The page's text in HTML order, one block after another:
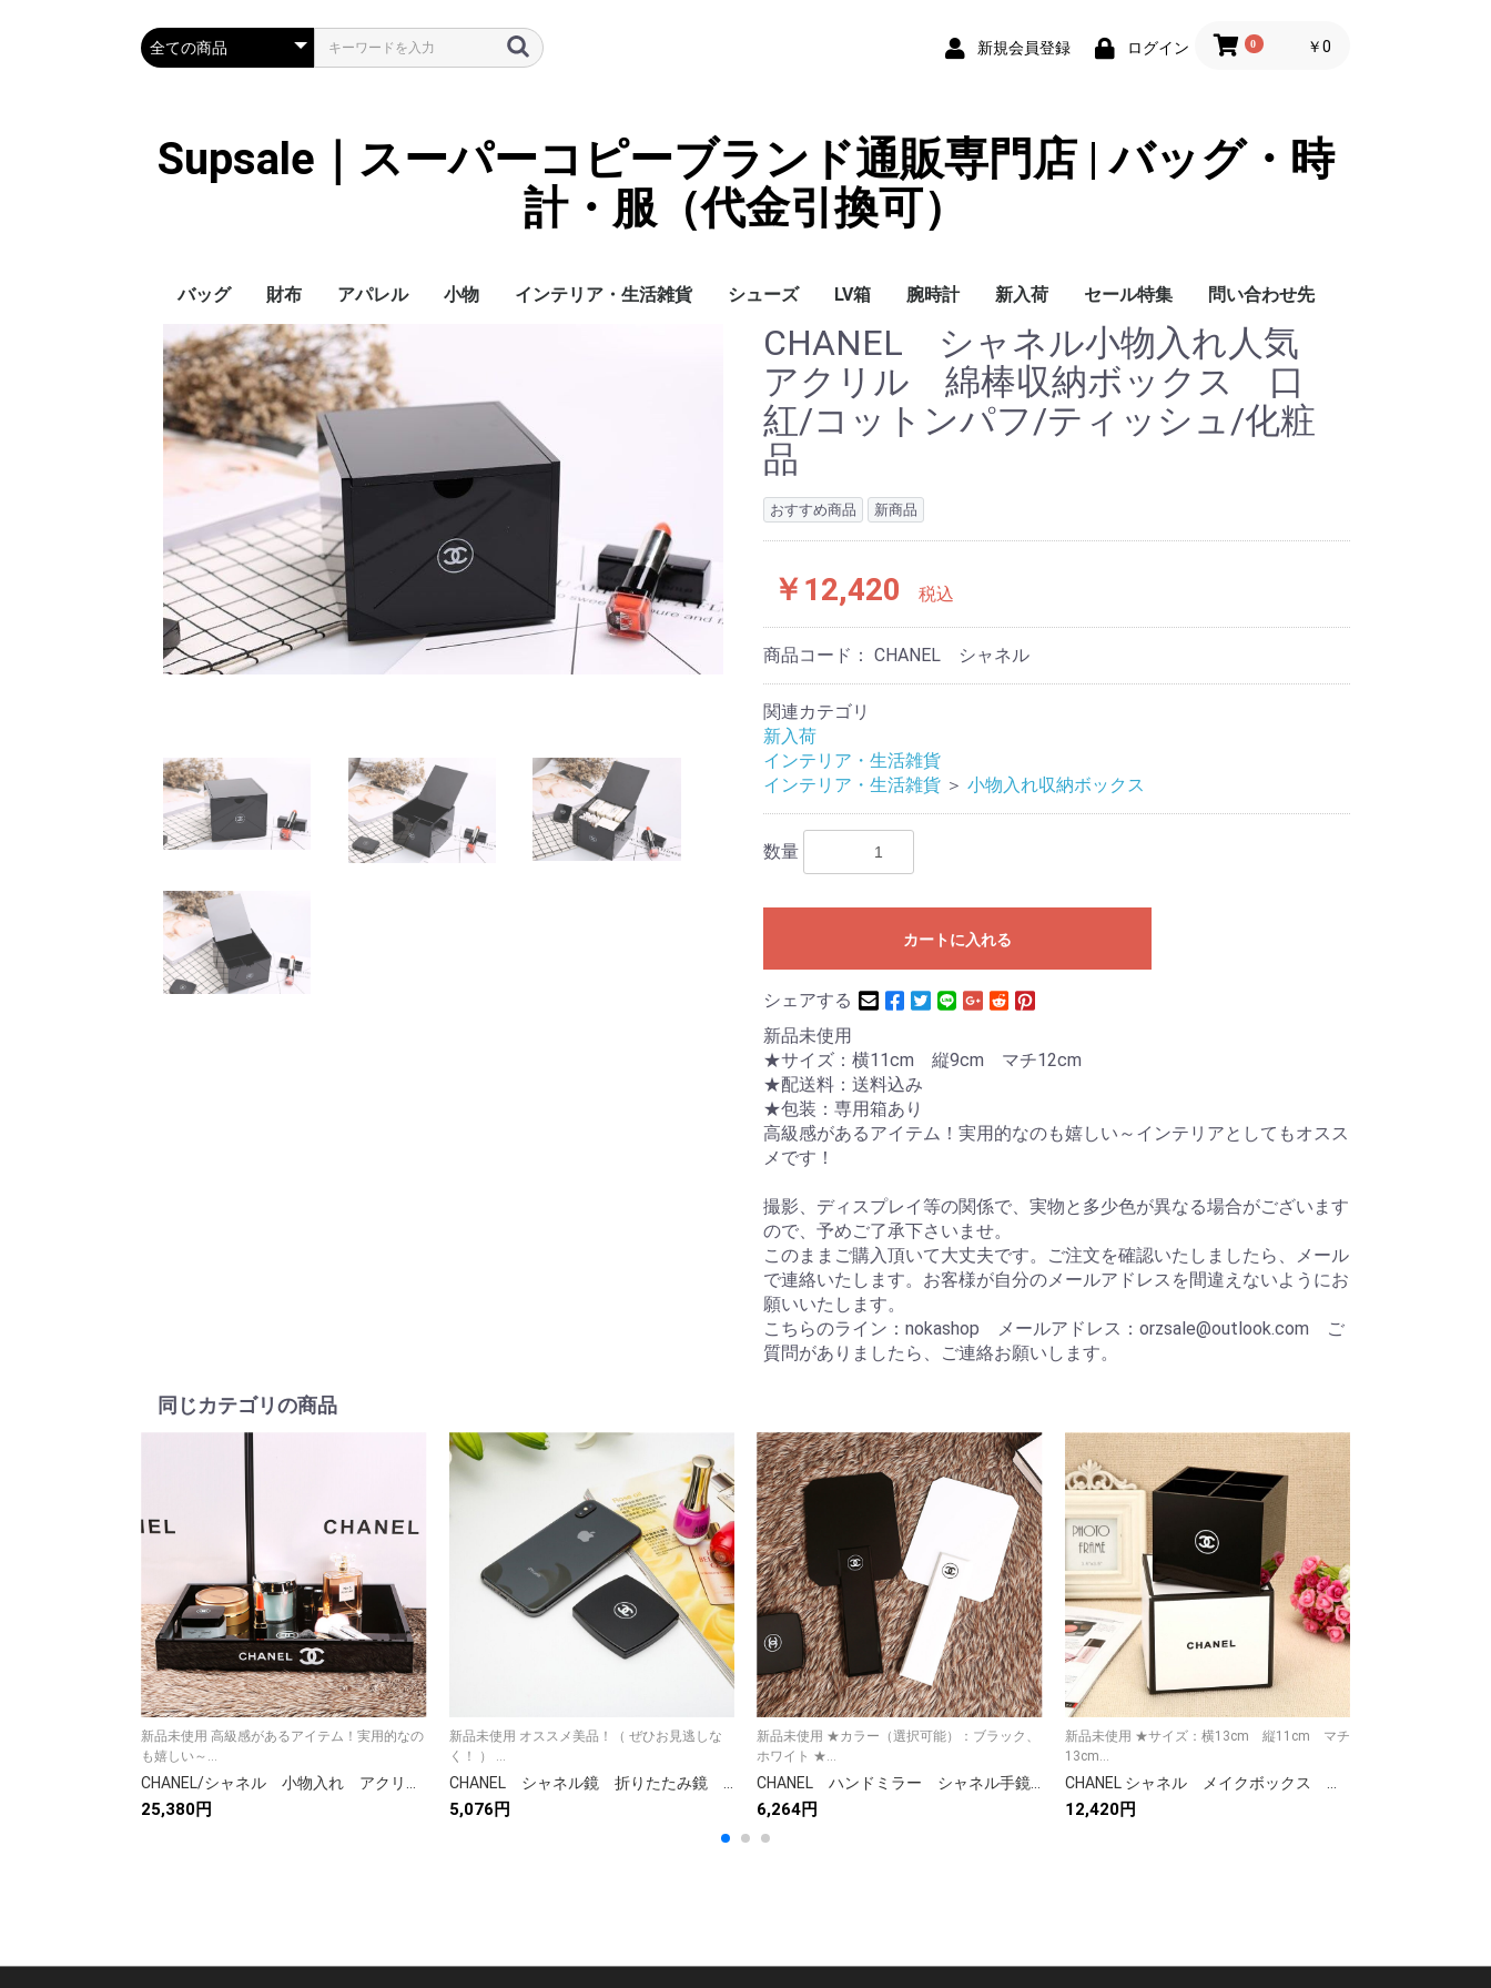
新規会員登録 ログイン 0 ￥0
Supsale｜スーパーコピーブランド通販専門店 | バッグ・時
計・服（代金引換可）
バッグ
Hermes
LOUIS VUITTON
Chanel
Loewe
Celine
Dior
Gucci
Fendi
Prada
Balenciaga
MiuMiu
財布
HERMES
CHANEL
LOUIS VUITTON
Celine
YSL
Miu Miu
Prada
Gucci
Fendi
アパレル
ハイブランド
Supreme
Miu Miu
アウター
LOUIS VUITTON
MONCLER
Adidas
THE NORTH FACE
CHANEL
𝗖𝗔𝗡𝗔𝗗𝗔 𝗚𝗢𝗢𝗦𝗘
DIOR
GUCCI
VERSACE
BALENCIAGA
FENDI
子供服切れ
小物
LOUIS VUITTON
LINEID：0109shop
インテリア・生活雑貨 シューズ
レディース/女性用
メンズ/男性用
Gucci
Chanel
LV箱 腕時計
Omega
Rolex
Cartier
Chanel
新入荷 セール特集 問い合わせ先
問い合わせ先
CHANEL シャネル小物入れ人気
アクリル 綿棒収納ボックス 口
紅/コットンパフ/ティッシュ/化粧
品
おすすめ商品 新商品
￥12,420 税込
商品コード： CHANEL シャネル
関連カテゴリ
新入荷
インテリア・生活雑貨
インテリア・生活雑貨 ＞ 小物入れ収納ボックス
数量
カートに入れる
シェアする
新品未使用
★サイズ：横11cm 縦9cm マチ12cm
★配送料：送料込み
★包装：専用箱あり
高級感があるアイテム！実用的なのも嬉しい～インテリアとしてもオスス
メです！
撮影、ディスプレイ等の関係で、実物と多少色が異なる場合がございます
ので、予めご了承下さいませ。
このままご購入頂いて大丈夫です。ご注文を確認いたしましたら、メール
で連絡いたします。お客様が自分のメールアドレスを間違えないようにお
願いいたします。
こちらのライン：nokashop メールアドレス：orzsale@outlook.com ご
質問がありましたら、ご連絡お願いします。
同じカテゴリの商品
新品未使用 高級感があるアイテム！実用的なの
も嬉しい～...
CHANEL/シャネル 小物入れ アクリルお盆 人気収納ボックス 口紅/コットンパフ/香水/化粧品雑貨
25,380円
新品未使用 オススメ美品！（ ぜひお見逃しな
く！ ） ...
CHANEL シャネル鏡 折りたたみ鏡 化粧鏡 持ち歩く便利 可愛いミラー
5,076円
新品未使用 ★カラー（選択可能）：ブラック、
ホワイト ★...
CHANEL ハンドミラー シャネル手鏡 化粧鏡/メイク用 人気プレゼント
6,264円
新品未使用 ★サイズ：横13cm 縦11cm マチ
13cm...
CHANEL シャネル メイクボックス 化粧品収納ボックス 小物入れ 筆立て 仕切り4つ
12,420円